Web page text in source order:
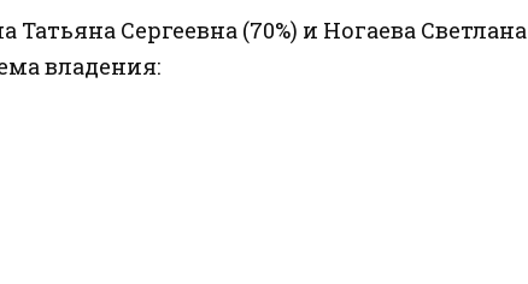
Сергеевна (70%) и Ногаева Светлана
владения: